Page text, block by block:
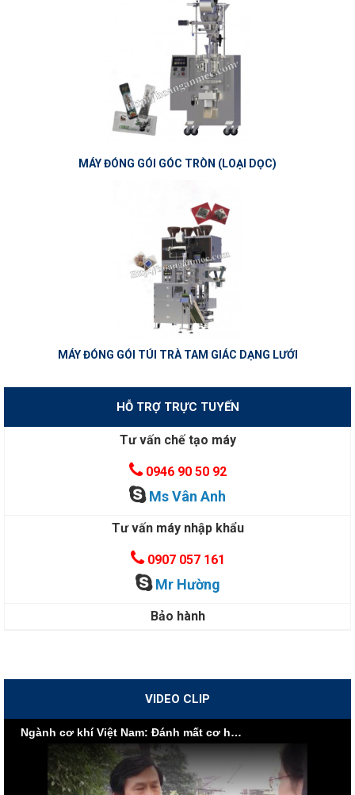
MÁY ĐÓNG GÓI GÓC TRÒN (LOẠI DỌC)
MÁY ĐÓNG GÓI TÚI TRÀ TAM GIÁC DẠNG LƯỚI
HỖ TRỢ TRỰC TUYẾN
Tư vấn chế tạo máy
0946 90 50 92
Ms Vân Anh
Tư vấn máy nhập khẩu
0907 057 161
Mr Hường
Bảo hành
VIDEO CLIP
Ngành cơ khí Việt Nam: Đánh mất cơ hội vì nội lực yếu